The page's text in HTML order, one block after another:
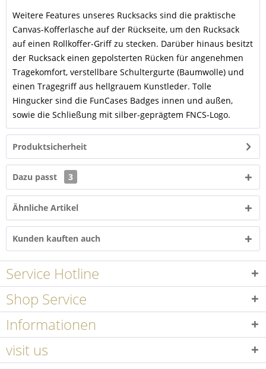
Weitere Features unseres Rucksacks sind die praktische
Canvas-Kofferlasche auf der Rückseite, um den Rucksack
auf einen Rollkoffer-Griff zu stecken. Darüber hinaus besitzt
der Rucksack einen gepolsterten Rücken für angenehmen
Tragekomfort, verstellbare Schultergurte (Baumwolle) und
einen Tragegriff aus hellgrauem Kunstleder. Tolle
Hingucker sind die FunCases Badges innen und außen,
sowie die Schließung mit silber-geprägtem FNCS-Logo.
Produktsicherheit
Dazu passt 3
Ähnliche Artikel
Kunden kauften auch
Service Hotline
Shop Service
Informationen
visit us